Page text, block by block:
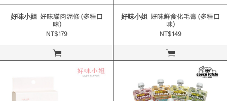
立即購買
好味小姐
味)
NT$179
立即購買
好味小姐好味鮮食化毛膏 (多種口
味)
NT$149